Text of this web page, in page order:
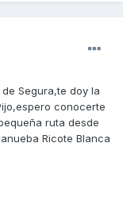
Segura,te doy la
conocerte
ruta desde
Ricote Blanca